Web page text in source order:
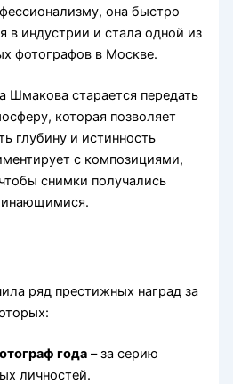
она быстро
в индустрии и стала одной из
фотографов в Москве.
Шмакова старается передать
которая позволяет
глубину и истинность
с композициями,
снимки получались
ряд престижных наград за
года – за серию
личностей.